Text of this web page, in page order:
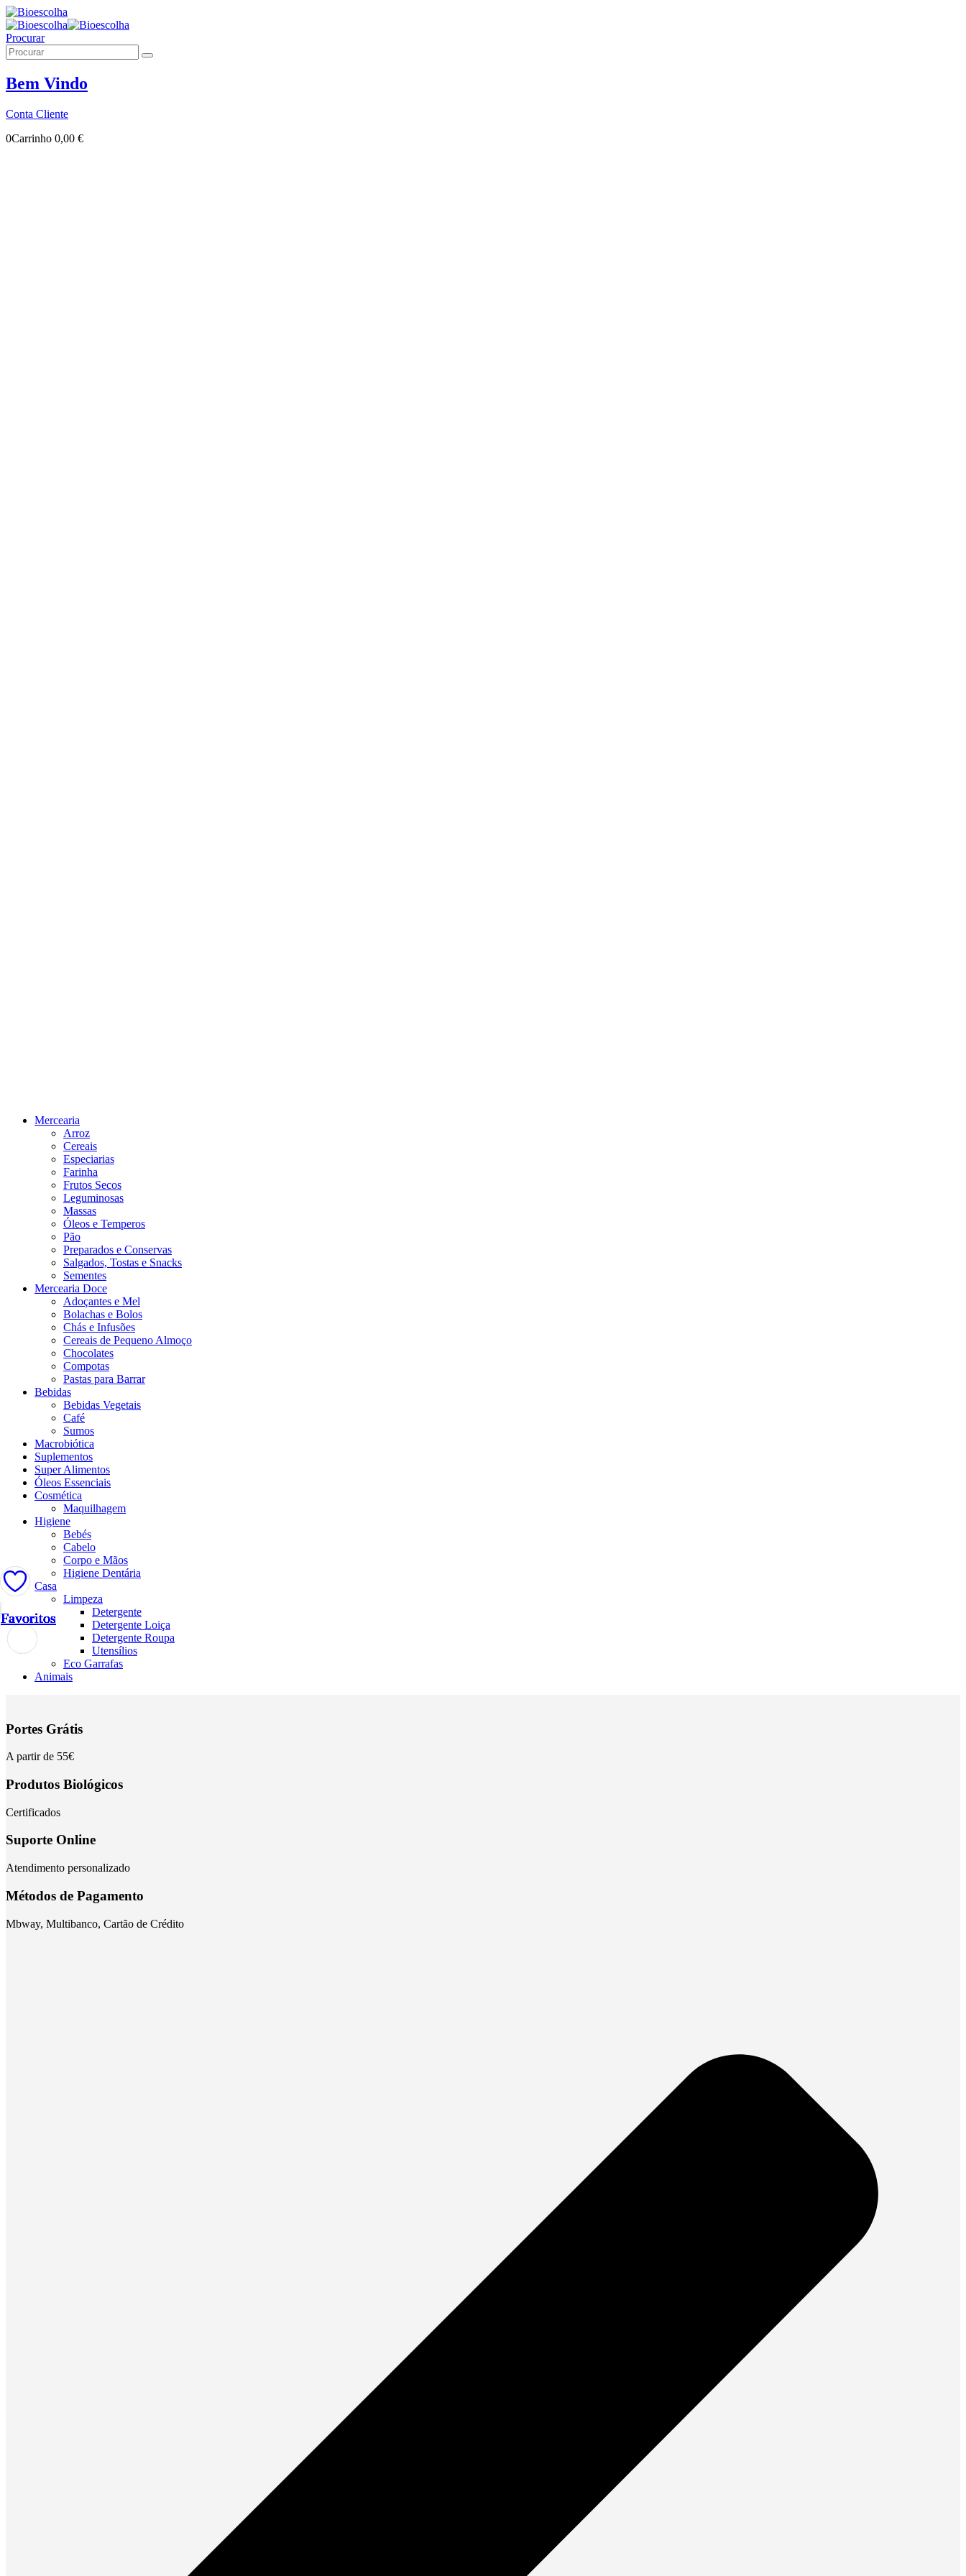
Procurar
Bem Vindo
Conta Cliente
0Carrinho 0,00 €
Mercearia
Arroz
Cereais
Especiarias
Farinha
Frutos Secos
Leguminosas
Massas
Óleos e Temperos
Pão
Preparados e Conservas
Salgados, Tostas e Snacks
Sementes
Mercearia Doce
Adoçantes e Mel
Bolachas e Bolos
Chás e Infusões
Cereais de Pequeno Almoço
Chocolates
Compotas
Pastas para Barrar
Bebidas
Bebidas Vegetais
Café
Sumos
Macrobiótica
Suplementos
Super Alimentos
Óleos Essenciais
Cosmética
Maquilhagem
Higiene
Bebés
Cabelo
Corpo e Mãos
Higiene Dentária
Casa
Limpeza
Detergente
Detergente Loiça
Detergente Roupa
Utensílios
Eco Garrafas
Animais
Portes Grátis
A partir de 55€
Produtos Biológicos
Certificados
Suporte Online
Atendimento personalizado
Métodos de Pagamento
Mbway, Multibanco, Cartão de Crédito
Favoritos
Favoritos
Favoritos
Favoritos
Favoritos
Favoritos
Favoritos
Favoritos
Favoritos
Favoritos
Favoritos
Favoritos